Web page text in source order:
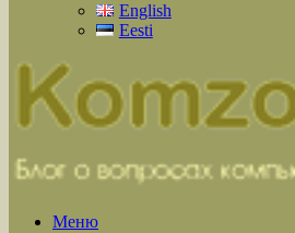
English
Eesti
Меню